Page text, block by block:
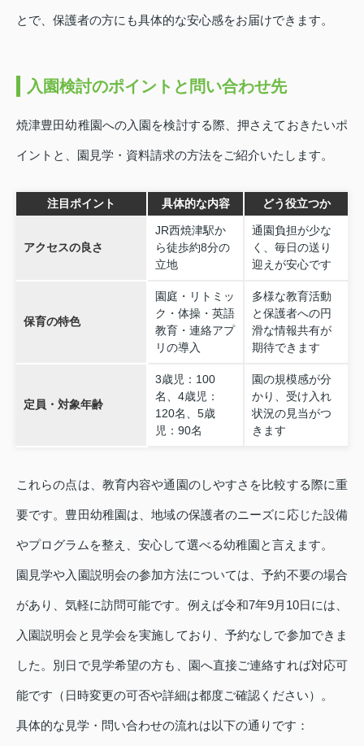
とで、保護者の方にも具体的な安心感をお届けできます。
入園検討のポイントと問い合わせ先
焼津豊田幼稚園への入園を検討する際、押さえておきたいポ
イントと、園見学・資料請求の方法をご紹介いたします。
注目ポイント 具体的な内容 どう役立つか
アクセスの良さ
JR西焼津駅か
ら徒歩約8分の
立地
通園負担が少な
く、毎日の送り
迎えが安心です
保育の特色
園庭・リトミッ
ク・体操・英語
教育・連絡アプ
リの導入
多様な教育活動
と保護者への円
滑な情報共有が
期待できます
定員・対象年齢
3歳児：100
名、4歳児：
120名、5歳
児：90名
園の規模感が分
かり、受け入れ
状況の見当がつ
きます
これらの点は、教育内容や通園のしやすさを比較する際に重
要です。豊田幼稚園は、地域の保護者のニーズに応じた設備
やプログラムを整え、安心して選べる幼稚園と言えます。
園見学や入園説明会の参加方法については、予約不要の場合
があり、気軽に訪問可能です。例えば令和7年9月10日には、
入園説明会と見学会を実施しており、予約なしで参加できま
した。別日で見学希望の方も、園へ直接ご連絡すれば対応可
能です（日時変更の可否や詳細は都度ご確認ください）。
具体的な見学・問い合わせの流れは以下の通りです：